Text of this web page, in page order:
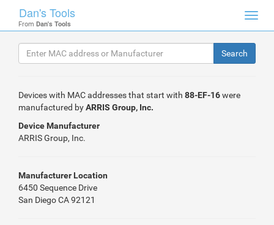
Dan's Tools
From Dan's Tools
Devices with MAC addresses that start with 88-EF-16were
manufactured byARRIS Group, Inc.
Device Manufacturer
ARRIS Group, Inc.
Manufacturer Location
6450 Sequence Drive
San Diego CA 92121